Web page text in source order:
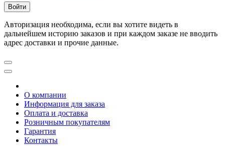
Авторизация необходима, если вы хотите видеть в
дальнейшем историю заказов и при каждом заказе не вводить
адрес доставки и прочие данные.
О компании
Информация для заказа
Оплата и доставка
Розничным покупателям
Гарантия
Контакты